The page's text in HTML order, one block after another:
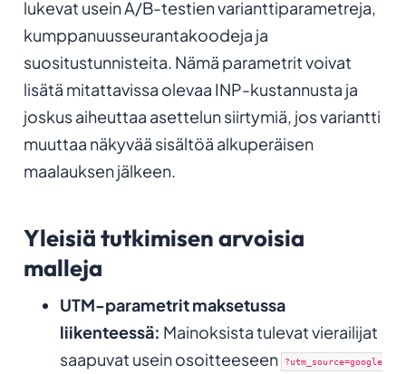
lukevat usein A/B-testien varianttiparametreja,
kumppanuusseurantakoodeja ja
suositustunnisteita. Nämä parametrit voivat
lisätä mitattavissa olevaa INP-kustannusta ja
joskus aiheuttaa asettelun siirtymiä, jos variantti
muuttaa näkyvää sisältöä alkuperäisen
maalauksen jälkeen.
Yleisiä tutkimisen arvoisia
malleja
UTM-parametrit maksetussa
liikenteessä: Mainoksista tulevat vierailijat
saapuvat usein osoitteeseen
?utm_source=google